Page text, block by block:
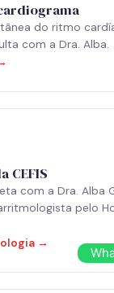
do ritmo
com a Dra. Alba.
CEFIS
com a Dra. Alba
pelo
→